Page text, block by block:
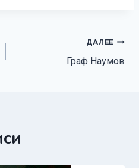
ДАЛЕЕ
Граф Наумов